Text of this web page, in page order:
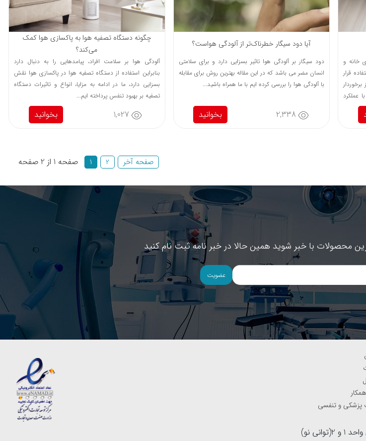
خانه و
قرار
عملکرد
آیا دود سیگار خطرناک‌تر از آلودگی هواست؟
دود سیگار بر آلودگی هوا تاثیر بسزایی دارد و برای سلامتی
انسان مضر می باشد که در این مقاله بهترین روش برای مقابله
با آلودگی هوا را بررسی کرده ایم با ما همراه باشید...
2,338 بخوانید
چگونه دستگاه تصفیه هوا به پاکسازی هوا کمک
می‌کند؟
آلودگی هوا بر سلامت افراد، پیامدهایی را به دنبال دارد
بنابراین استفاده از دستگاه تصفیه هوا در پاکسازی هوا نقش
بسزایی دارد، ما در ادامه به مزایا، انواع و تاثیرات دستگاه
تصفیه بر بهبود تنفس پرداخته ایم...
1,027 بخوانید
صفحه 1 از 2 صفحه 1 2 صفحه آخر
محصولات با خبر شوید همین حالا در خبر نامه ثبت نام کنید
عضویت
پزشکی و تنفسی
آدرس : بزرگراه نواب جنوب به شمال(لاین کند رو)، نرسیده به خیابان محبوب مجاز، پاساژ الماس واحد 1 و 2(توانی نو)